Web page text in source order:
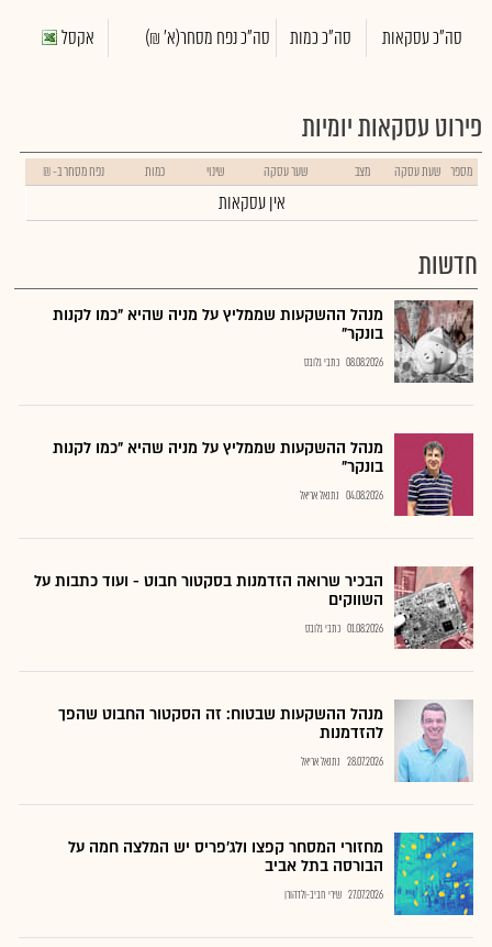
סה"כ עסקאות סה"כ כמות סה"כ נפח מסחר(א' ₪) אקסל
פירוט עסקאות יומיות
מספר שעת עסקה מצב שער עסקה שינוי כמות נפח מסחר ב- ₪
אין עסקאות
חדשות
מנהל ההשקעות שממליץ על מניה שהיא "כמו לקנות
בונקר"
08.08.2026 כתבי גלובס
מנהל ההשקעות שממליץ על מניה שהיא "כמו לקנות
בונקר"
04.08.2026 נתנאל אריאל
הבכיר שרואה הזדמנות בסקטור חבוט - ועוד כתבות על
השווקים
01.08.2026 כתבי גלובס
מנהל ההשקעות שבטוח: זה הסקטור החבוט שהפך
להזדמנות
28.07.2026 נתנאל אריאל
מחזורי המסחר קפצו ולג'פריס יש המלצה חמה על
הבורסה בתל אביב
27.07.2026 שירי חביב-ולדהורן